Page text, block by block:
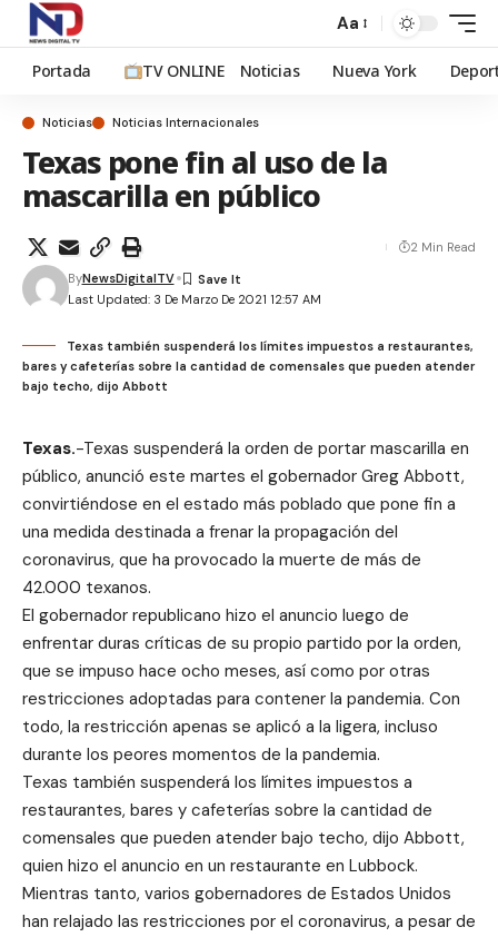
Aa
Portada TV ONLINE Noticias Nueva York
Noticias Noticias Internacionales
Texas pone fin al uso de la
mascarilla en público
Last Updated: 3 De Marzo De 2021 12:57 AM
ByNewsDigitalTV
2 Min Read
Texas también suspenderá los límites impuestos a restaurantes,
bares y cafeterías sobre la cantidad de comensales que pueden atender
bajo techo, dijo Abbott
Texas.-Texas suspenderá la orden de portar mascarilla en
público, anunció este martes el gobernador Greg Abbott,
convirtiéndose en el estado más poblado que pone fin a
una medida destinada a frenar la propagación del
coronavirus, que ha provocado la muerte de más de
42.000 texanos.
El gobernador republicano hizo el anuncio luego de
enfrentar duras críticas de su propio partido por la orden,
que se impuso hace ocho meses, así como por otras
restricciones adoptadas para contener la pandemia. Con
todo, la restricción apenas se aplicó a la ligera, incluso
durante los peores momentos de la pandemia.
Texas también suspenderá los límites impuestos a
restaurantes, bares y cafeterías sobre la cantidad de
comensales que pueden atender bajo techo, dijo Abbott,
quien hizo el anuncio en un restaurante en Lubbock.
Mientras tanto, varios gobernadores de Estados Unidos
han relajado las restricciones por el coronavirus, a pesar de